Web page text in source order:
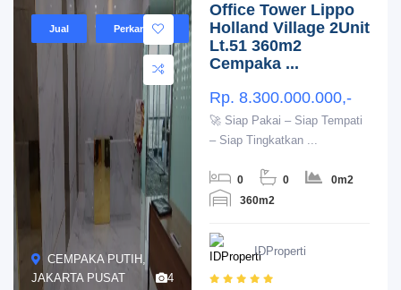
CEMPAKA PUTIH,
JAKARTA PUSAT
Jual Perkantoran
4
Office Tower Lippo
Holland Village 2Unit
Lt.51 360m2
Cempaka ...
Rp. 8.300.000.000,-
🚀 Siap Pakai – Siap Tempati
– Siap Tingkatkan ...
0 0
0m2
360m2
IDProperti